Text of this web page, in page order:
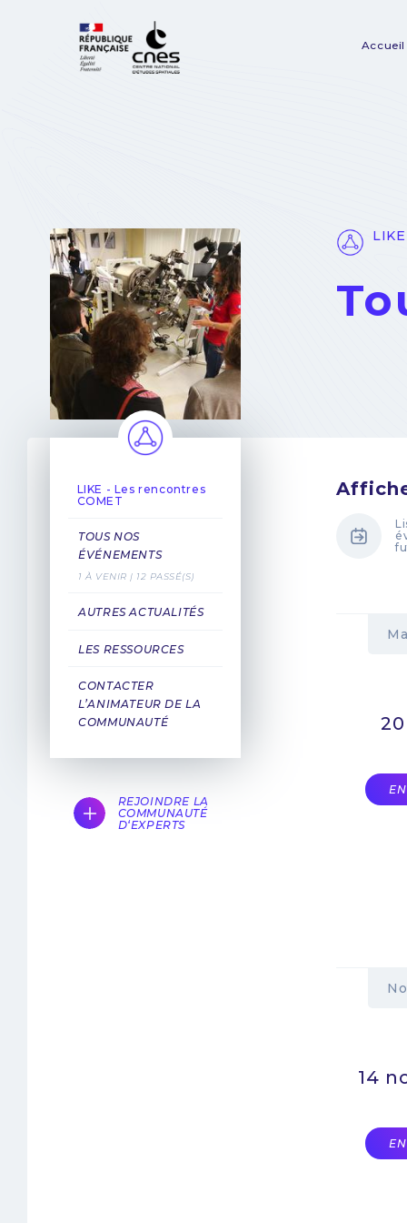
Accueil
LIKE - Les rencontres
COMET
TOUS NOS
ÉVÉNEMENTS
1 À VENIR | 12 PASSÉ(S)
AUTRES ACTUALITÉS
LES RESSOURCES
CONTACTER
L’ANIMATEUR DE LA
COMMUNAUTÉ
REJOINDRE LA
COMMUNAUTÉ
D‘EXPERTS
14